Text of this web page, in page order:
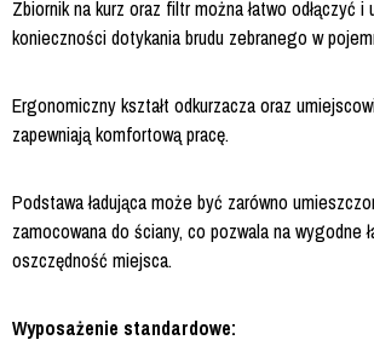
Zbiornik na kurz oraz filtr można łatwo odłączyć i
konieczności dotykania brudu zebranego w
Ergonomiczny kształt odkurzacza oraz
zapewniają komfortową pracę.
Podstawa ładująca może być zarówno
zamocowana do ściany, co pozwala na wygodne
oszczędność miejsca.
Wyposażenie standardowe: